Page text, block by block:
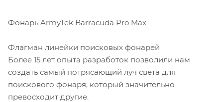
Фонарь ArmyTek Barracuda Pro Max
Флагман линейки поисковых фонарей
Более 15 лет опыта разработок позволили нам
создать самый потрясающий луч света для
поискового фонаря, который значительно
превосходит другие.